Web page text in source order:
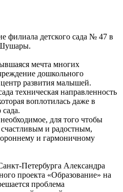
филиала детского сада № 47 в
Шушары.
мечта многих
дошкольного
развития малышей.
техническая направленность
воплотилась даже в
для того чтобы
счастливым и радостным,
и гармоничному
Петербурга Александра
проекта «Образование» на
проблема